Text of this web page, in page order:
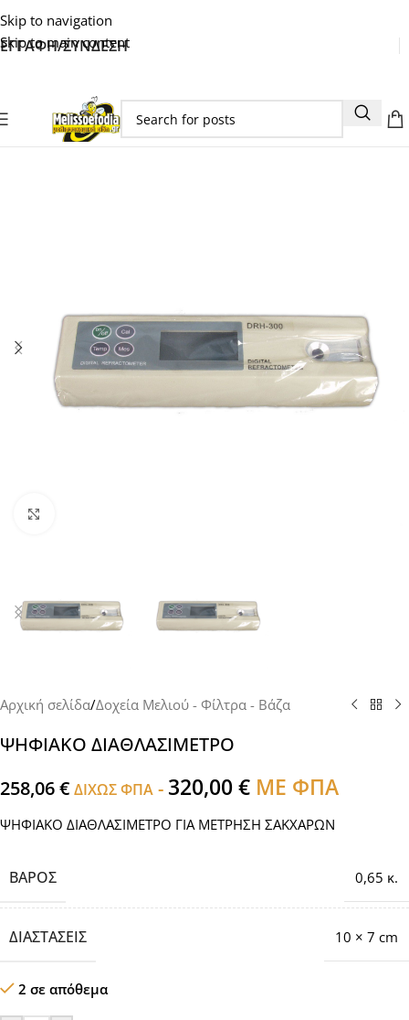
Skip to navigation
Skip to main content
ΕΓΓΑΦΗ/ΣΥΝΔΕΣΗ
Αρχική σελίδα/Δοχεία Μελιού - Φίλτρα - Βάζα
ΨΗΦΙΑΚΟ ΔΙΑΘΛΑΣΙΜΕΤΡΟ
258,06€ ΔΙΧΩΣ ΦΠΑ - 320,00€ ΜΕ ΦΠΑ
ΨΗΦΙΑΚΟ ΔΙΑΘΛΑΣΙΜΕΤΡΟ ΓΙΑ ΜΕΤΡΗΣΗ ΣΑΚΧΑΡΩΝ
ΒΆΡΟΣ 0,65 κ.
ΔΙΑΣΤΆΣΕΙΣ 10 × 7 cm
2 σε απόθεμα